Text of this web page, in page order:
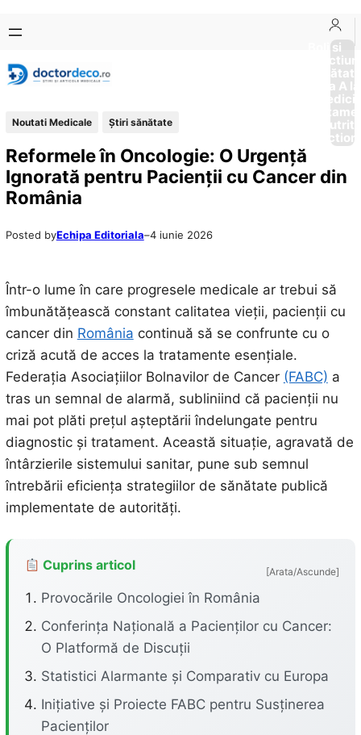
conținut
content
Boli si
Afectiuni
Sănătate
de la A
Noutati Medicale Ştiri sănătate
Reformele în Oncologie: O Urgență
Ignorată pentru Pacienții cu Cancer din
România
Posted byEchipa Editoriala–4 iunie 2026
Într-o lume în care progresele medicale ar trebui să
îmbunătățească constant calitatea vieții, pacienții cu
cancer din România continuă să se confrunte cu o
criză acută de acces la tratamente esențiale.
Federația Asociațiilor Bolnavilor de Cancer (FABC) a
tras un semnal de alarmă, subliniind că pacienții nu
mai pot plăti prețul așteptării îndelungate pentru
diagnostic și tratament. Această situație, agravată de
întârzierile sistemului sanitar, pune sub semnul
întrebării eficiența strategiilor de sănătate publică
implementate de autorități.
Cuprins articol [Arata/Ascunde]
Provocările Oncologiei în România
Conferința Națională a Pacienților cu Cancer:
O Platformă de Discuții
Statistici Alarmante și Comparativ cu Europa
Inițiative și Proiecte FABC pentru Susținerea
Pacienților